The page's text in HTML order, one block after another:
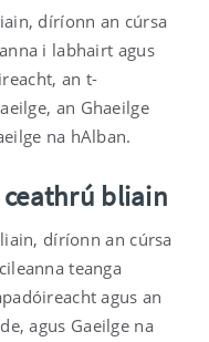
díríonn an cúrsa
i labhairt agus
an t-
an Ghaeilge
na hAlban.
bliain
díríonn an cúrsa
teanga
agus an
agus Gaeilge na